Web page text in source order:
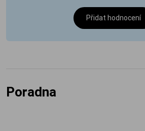
Přidat hodnocení
Poradna